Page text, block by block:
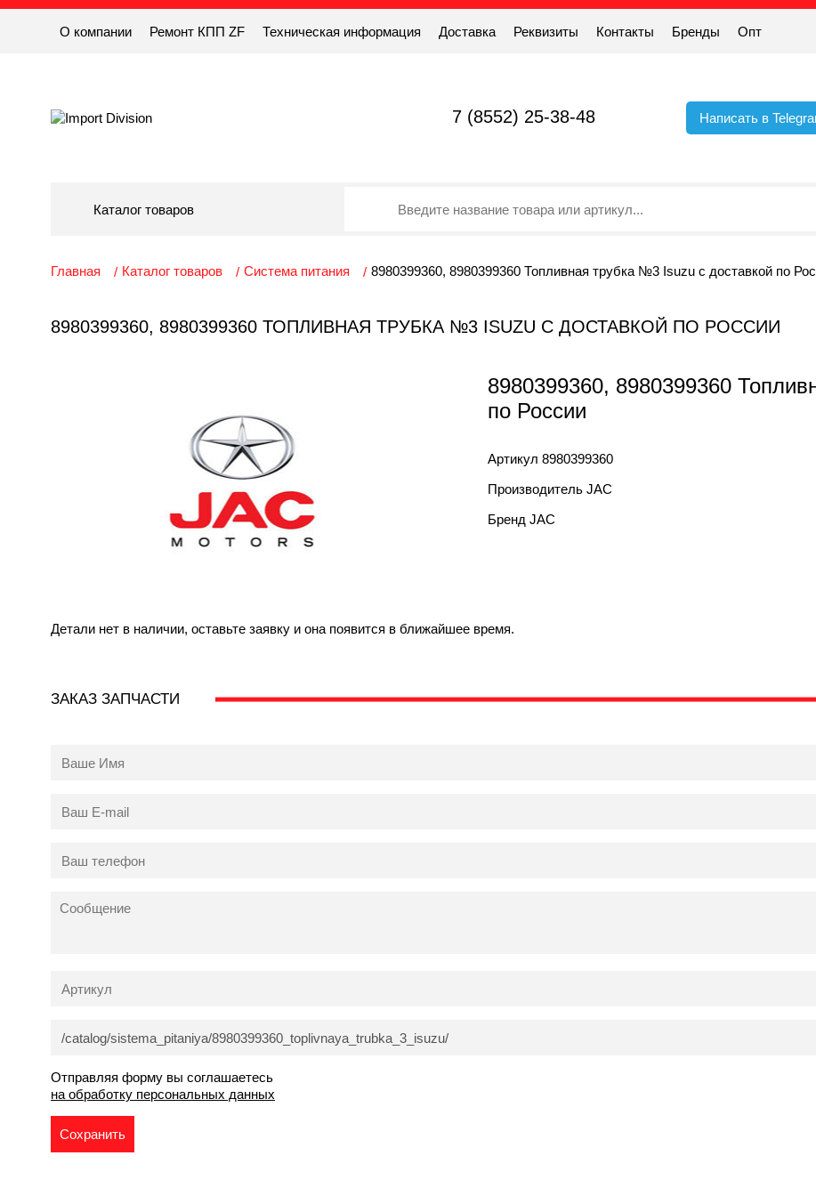
О компании Ремонт КПП ZF Техническая информация Доставка Реквизиты Контакты Бренды Опт
7 (8552) 25-38-48 Написать в
Каталог товаров
Главная Каталог товаров Система питания 8980399360, 8980399360 Топливная трубка №3 Isuzu с доставкой по
8980399360, 8980399360 ТОПЛИВНАЯ ТРУБКА №3 ISUZU С ДОСТАВКОЙ ПО РОССИИ
8980399360, 8980399360
по России
Артикул 8980399360
Производитель JAC
Бренд JAC
Детали нет в наличии, оставьте заявку и она появится в ближайшее время.
ЗАКАЗ ЗАПЧАСТИ
Отправляя форму вы соглашаетесь
на обработку персональных данных